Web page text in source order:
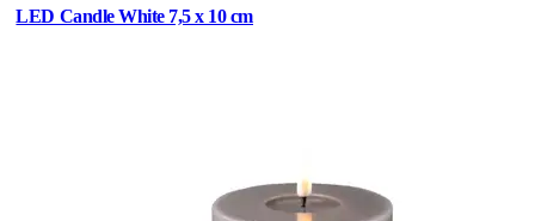
LED Candle White 7,5 x 10 cm